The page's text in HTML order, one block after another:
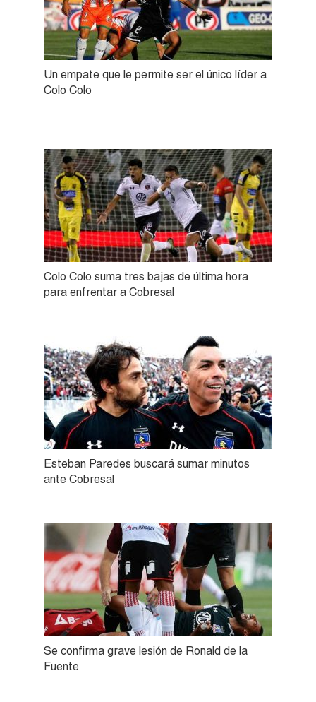
Un empate que le permite ser el único líder a
Colo Colo
Colo Colo suma tres bajas de última hora
para enfrentar a Cobresal
Esteban Paredes buscará sumar minutos
ante Cobresal
Se confirma grave lesión de Ronald de la
Fuente